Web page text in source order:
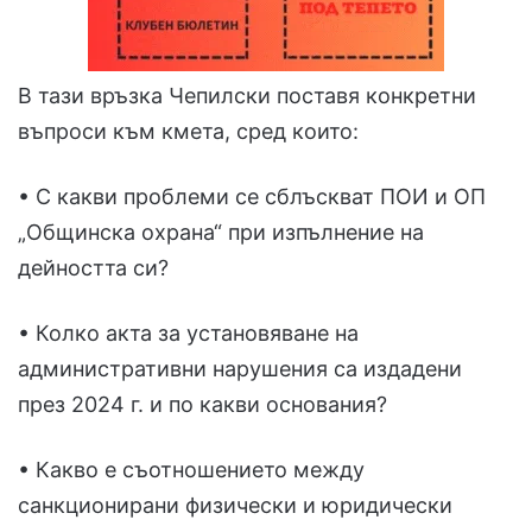
В тази връзка Чепилски поставя конкретни
въпроси към кмета, сред които:
• С какви проблеми се сблъскват ПОИ и ОП
„Общинска охрана“ при изпълнение на
дейността си?
• Колко акта за установяване на
административни нарушения са издадени
през 2024 г. и по какви основания?
• Какво е съотношението между
санкционирани физически и юридически